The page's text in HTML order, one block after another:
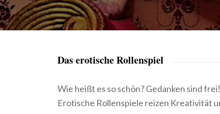
Das erotische Rollenspiel
Wie heißt es so schön? Gedanken sind
Erotische Rollenspiele reizen Kreativität